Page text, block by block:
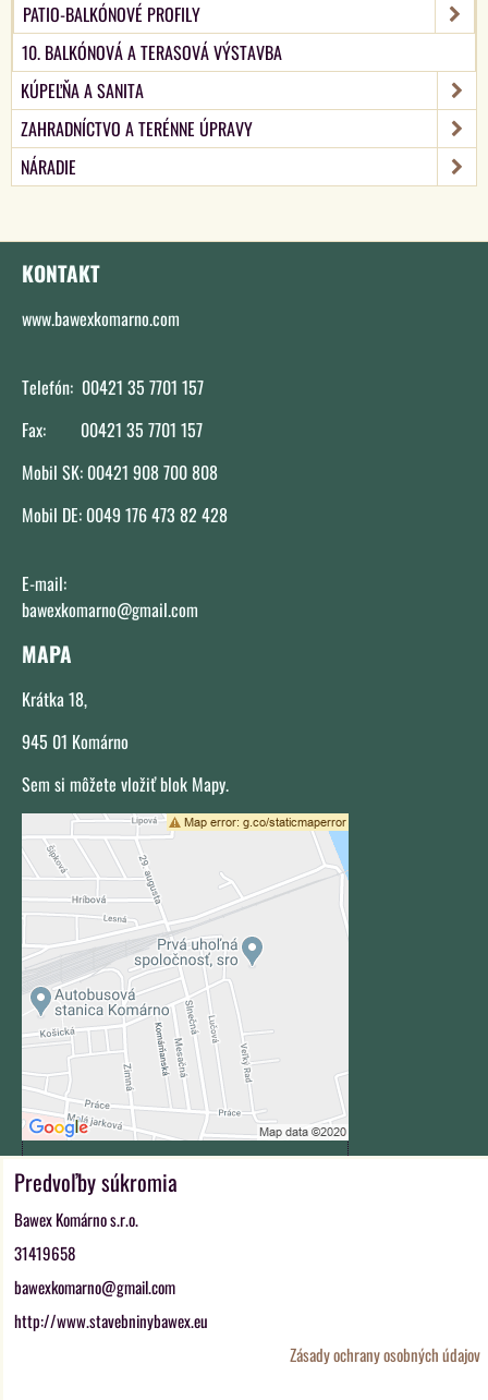
PATIO-BALKÓNOVÉ PROFILY
10. BALKÓNOVÁ A TERASOVÁ VÝSTAVBA
KÚPEĽŇA A SANITA
ZAHRADNÍCTVO A TERÉNNE ÚPRAVY
NÁRADIE
KONTAKT
www.bawexkomarno.com
Telefón: 00421 35 7701 157
Fax: 00421 35 7701 157
Mobil SK: 00421 908 700 808
Mobil DE: 0049 176 473 82 428
E-mail:
bawexkomarno@gmail.com
MAPA
Krátka 18,
945 01 Komárno
Sem si môžete vložiť blok Mapy.
Externý obsah je blokovaný Voľbami
súkromia
Prajete si načítať externý obsah?
Povoliť tentokrát
Povoliť a zapamätať - súhlas s
druhom cookie: Funkčné
Otvoriť obsah v novom okne
ZAVOLÁME VÁM SPÄŤ
Váš telefón:
Predvoľby súkromia
Bawex Komárno s.r.o.
31419658
bawexkomarno@gmail.com
http://www.stavebninybawex.eu
Zásady ochrany osobných údajov